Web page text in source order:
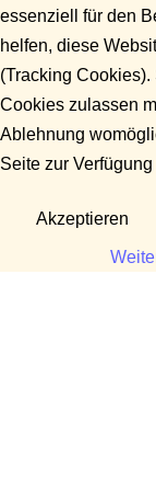
essenziell für den
helfen, diese
(Tracking
Cookies zulassen
Ablehnung
Seite zur
Akzeptieren